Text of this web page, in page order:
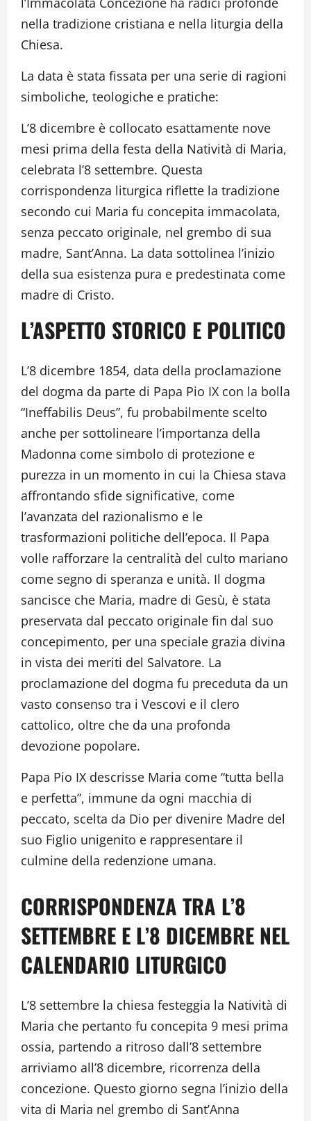
nella tradizione cristiana e nella liturgia della
Chiesa.
La data è stata fissata per una serie di ragioni
simboliche, teologiche e pratiche:
L’8 dicembre è collocato esattamente nove
mesi prima della festa della Natività di Maria,
celebrata l’8 settembre. Questa
corrispondenza liturgica riflette la tradizione
secondo cui Maria fu concepita immacolata,
senza peccato originale, nel grembo di sua
madre, Sant’Anna. La data sottolinea l’inizio
della sua esistenza pura e predestinata come
madre di Cristo.
L’ASPETTO STORICO E POLITICO
L’8 dicembre 1854, data della proclamazione
del dogma da parte di Papa Pio IX con la bolla
“Ineffabilis Deus”, fu probabilmente scelto
anche per sottolineare l’importanza della
Madonna come simbolo di protezione e
purezza in un momento in cui la Chiesa stava
affrontando sfide significative, come
l’avanzata del razionalismo e le
trasformazioni politiche dell’epoca. Il Papa
volle rafforzare la centralità del culto mariano
come segno di speranza e unità. Il dogma
sancisce che Maria, madre di Gesù, è stata
preservata dal peccato originale fin dal suo
concepimento, per una speciale grazia divina
in vista dei meriti del Salvatore. La
proclamazione del dogma fu preceduta da un
vasto consenso tra i Vescovi e il clero
cattolico, oltre che da una profonda
devozione popolare.
Papa Pio IX descrisse Maria come “tutta bella
e perfetta”, immune da ogni macchia di
peccato, scelta da Dio per divenire Madre del
suo Figlio unigenito e rappresentare il
culmine della redenzione umana.
CORRISPONDENZA TRA L’8
SETTEMBRE E L’8 DICEMBRE NEL
CALENDARIO LITURGICO
L’8 settembre la chiesa festeggia la Natività di
Maria che pertanto fu concepita 9 mesi prima
ossia, partendo a ritroso dall’8 settembre
arriviamo all’8 dicembre, ricorrenza della
concezione. Questo giorno segna l’inizio della
vita di Maria nel grembo di Sant’Anna